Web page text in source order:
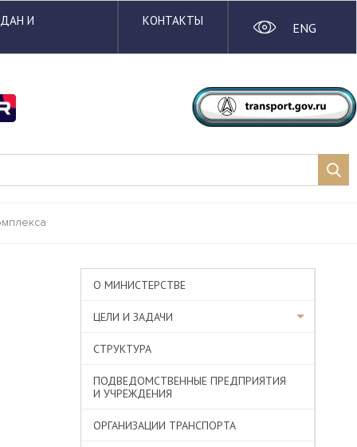
И КОНТАКТЫ ENG
О МИНИСТЕРСТВЕ
ЦЕЛИ И ЗАДАЧИ
СТРУКТУРА
ПОДВЕДОМСТВЕННЫЕ ПРЕДПРИЯТИЯ
И УЧРЕЖДЕНИЯ
ОРГАНИЗАЦИИ ТРАНСПОРТА